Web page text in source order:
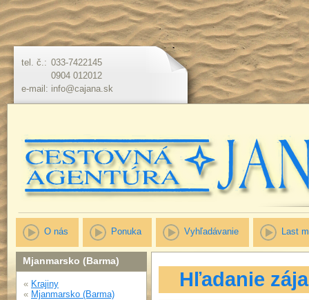
tel. č.: 033-7422145
0904 012012
e-mail: info@cajana.sk
O nás Ponuka Vyhľadávanie Last
Mjanmarsko (Barma)
« Krajiny
« Mjanmarsko (Barma)
Hľadanie